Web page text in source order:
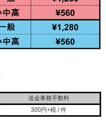
送金事務手数料
300円+税 / 件